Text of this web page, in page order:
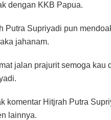
dengan KKB Papua.
Putra Supriyadi pun
jahanam.
jalan prajurit semoga kau
komentar Hitjrah Putra
lainnya.